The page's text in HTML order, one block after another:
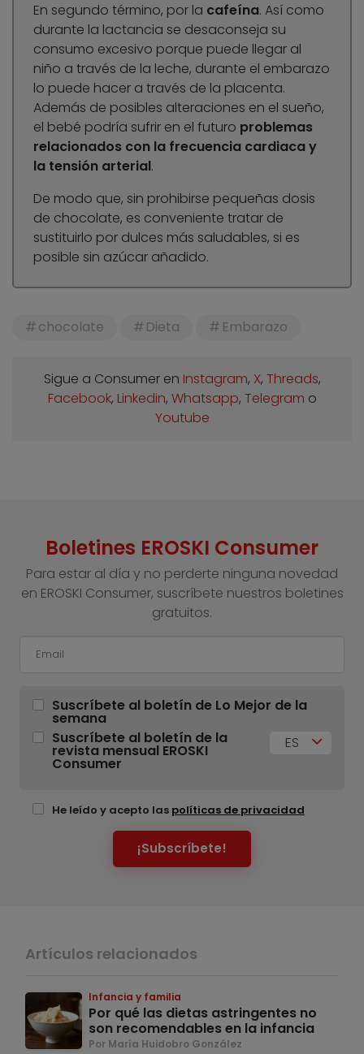
En segundo término, por la cafeína. Así como
durante la lactancia se desaconseja su
consumo excesivo porque puede llegar al
niño a través de la leche, durante el embarazo
lo puede hacer a través de la placenta.
Además de posibles alteraciones en el sueño,
el bebé podría sufrir en el futuro problemas
relacionados con la frecuencia cardiaca y
la tensión arterial.
De modo que, sin prohibirse pequeñas dosis
de chocolate, es conveniente tratar de
sustituirlo por dulces más saludables, si es
posible sin azúcar añadido.
chocolate Dieta Embarazo
Sigue a Consumer en Instagram, X, Threads,
Facebook, Linkedin, Whatsapp, Telegram o
Youtube
Boletines EROSKI Consumer
Para estar al día y no perderte ninguna novedad
en EROSKI Consumer, suscríbete nuestros boletines
gratuitos.
Suscríbete al boletín de Lo Mejor de la
semana
Suscríbete al boletín de la
revista mensual EROSKI
Consumer
ES
He leído y acepto las políticas de privacidad
¡Subscríbete!
Artículos relacionados
Infancia y familia
Por qué las dietas astringentes no
son recomendables en la infancia
Por María Huidobro González